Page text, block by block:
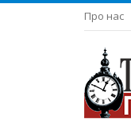
Про нас